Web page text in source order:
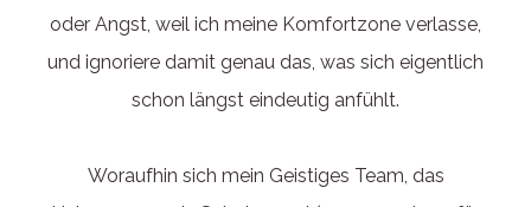
oder Angst, weil ich meine Komfortzone verlasse,
und ignoriere damit genau das, was sich eigentlich
schon längst eindeutig anfühlt.
Woraufhin sich mein Geistiges Team, das